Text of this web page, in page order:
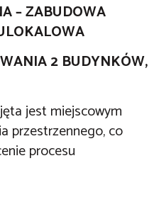
– ZABUDOWA
2 BUDYNKÓW,
jest miejscowym
przestrzennego, co
procesu